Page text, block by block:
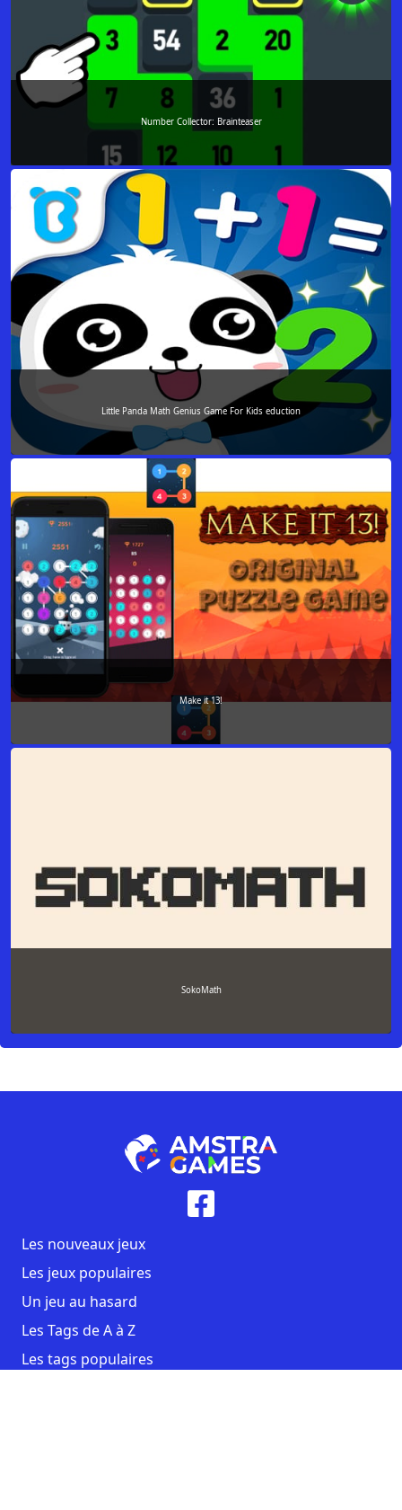
Number Collector: Brainteaser
Little Panda Math Genius Game For Kids eduction
Make it 13!
SokoMath
Les nouveaux jeux
Les jeux populaires
Un jeu au hasard
Les Tags de A à Z
Les tags populaires